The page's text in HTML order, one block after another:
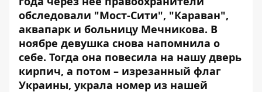
обследовали "Мост-Сити", "Караван",
аквапарк и больницу Мечникова. В
ноябре девушка снова напомнила о
себе. Тогда она повесила на нашу дверь
кирпич, а потом – изрезанный флаг
Украины, украла номер из нашей